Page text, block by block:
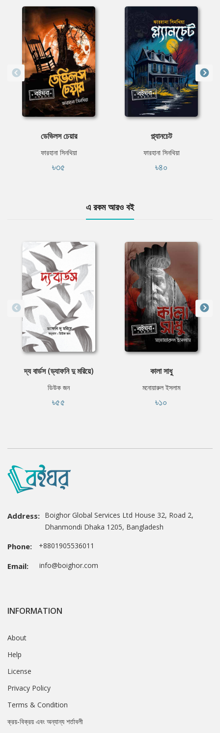
ডেভিলস চেয়ার
ফারহানা সিনথিয়া
৳৩৫
প্ল্যানচেট
ফারহানা সিনথিয়া
৳৪০
এ রকম আরও বই
দ্য বার্ডস (ড্যাফনি দু মরিয়ে)
ডিউক জন
৳৫৫
কালা সাধু
মনোয়ারুল ইসলাম
৳১০
Address: Boighor Global Services Ltd House 32, Road 2,
Dhanmondi Dhaka 1205, Bangladesh
Phone: +8801905536011
Email: info@boighor.com
INFORMATION
About
Help
License
Privacy Policy
Terms & Condition
ক্রয়-বিক্রয় এবং অন্যান্য শর্তাবলী